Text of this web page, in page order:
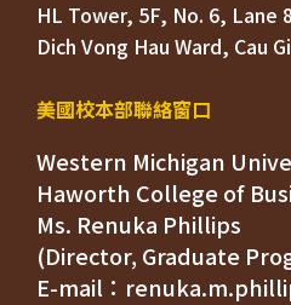
HL Tower, 5F, No. 6, Lane
Dich Vong Hau Ward,
美國校本部聯絡窗口
Western Michigan
Ms. Renuka Phillips
(Director, Graduate
E-mail：